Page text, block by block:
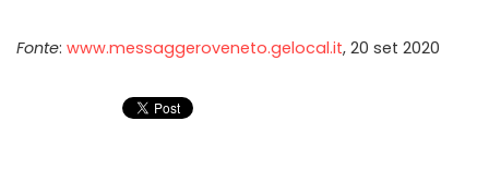
Fonte: www.messaggeroveneto.gelocal.it, 20 set 2020